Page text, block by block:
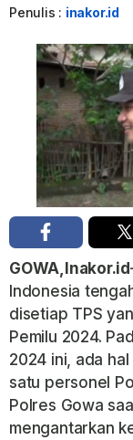
Penulis : inakor.id
GOWA,Inakor.id
Indonesia
disetiap TPS
Pemilu 2024.
2024 ini, ada
satu personel
Polres Gowa
mengantarkan